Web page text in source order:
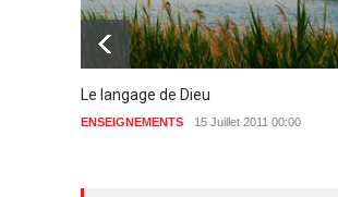
Le langage de Dieu
ENSEIGNEMENTS 15 Juillet 2011 00:00